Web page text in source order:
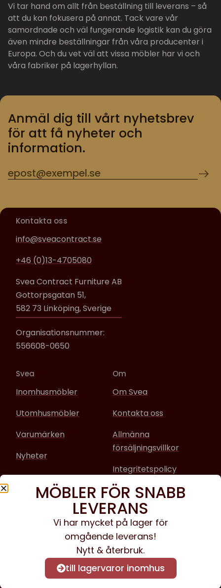
Vi tar hand om allt från beställning till leverans – så
att du kan fokusera på annat. Tack vare vår
samordnade och väl fungerande logistik kan du göra
även mindre beställningar från våra producenter i
Europa. Och du vet väl att vissa möbler har vi och
våra fabriker på lagerhyllan.
Anmäl dig till vårt nyhetsbrev
för att få nyheter och
information.
Kontakta oss
info@sveacontract.se
+46 (0)13-4705080
Svea Contract Furniture AB
Gottorpsgatan 51,
582 73 Linköping, Sverige
Organisationsnummer:
556608-0650
Svea
Inomhusmöbler
Utomhusmöbler
Varumärken
Nyheter
Om
Om Svea
Kontakta oss
Allmänna
försäljningsvillkor
Integritetspolicy
Sociala media
Facebook
Instagram
MÖBLER FÖR SNABB
LEVERANS
Vi har mycket på lager för
omgående leverans!
Nytt & återbruk.
till lagervaror inomhus